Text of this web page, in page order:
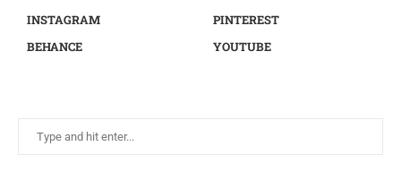
INSTAGRAM
PINTEREST
BEHANCE
YOUTUBE